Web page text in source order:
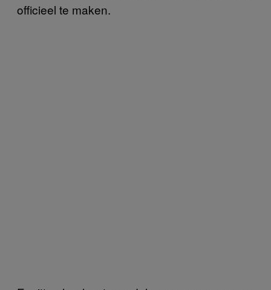
officieel te maken.